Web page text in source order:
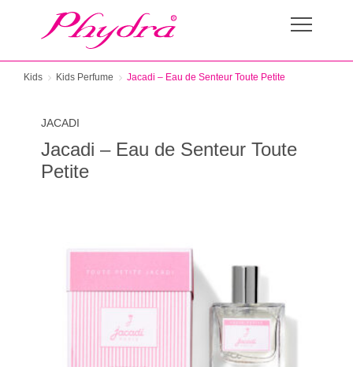
Kids Kids Perfume Jacadi – Eau de Senteur Toute Petite
JACADI
Jacadi – Eau de Senteur Toute
Petite